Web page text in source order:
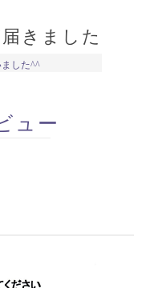
きました
した^^
ュー